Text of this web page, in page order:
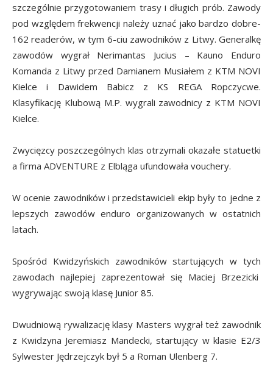
szczególnie przygotowaniem trasy i długich prób. Zawody
pod względem frekwencji należy uznać jako bardzo dobre-
162 readerów, w tym 6-ciu zawodników z Litwy. Generalkę
zawodów wygrał Nerimantas Jucius – Kauno Enduro
Komanda z Litwy przed Damianem Musiałem z KTM NOVI
Kielce i Dawidem Babicz z KS REGA Ropczycwe.
Klasyfikację Klubową M.P. wygrali zawodnicy z KTM NOVI
Kielce.
Zwycięzcy poszczególnych klas otrzymali okazałe statuetki
a firma ADVENTURE z Elbląga ufundowała vouchery.
W ocenie zawodników i przedstawicieli ekip były to jedne z
lepszych zawodów enduro organizowanych w ostatnich
latach.
Spośród Kwidzyńskich zawodników startujących w tych
zawodach najlepiej zaprezentował się Maciej Brzezicki
wygrywając swoją klasę Junior 85.
Dwudniową rywalizację klasy Masters wygrał też zawodnik
z Kwidzyna Jeremiasz Mandecki, startujący w klasie E2/3
Sylwester Jędrzejczyk był 5 a Roman Ulenberg 7.